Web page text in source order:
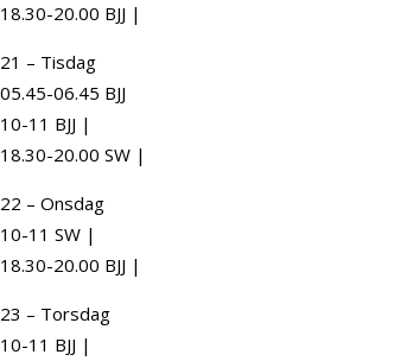
18.30-20.00 BJJ |
21 – Tisdag
05.45-06.45 BJJ
10-11 BJJ |
18.30-20.00 SW |
22 – Onsdag
10-11 SW |
18.30-20.00 BJJ |
23 – Torsdag
10-11 BJJ |